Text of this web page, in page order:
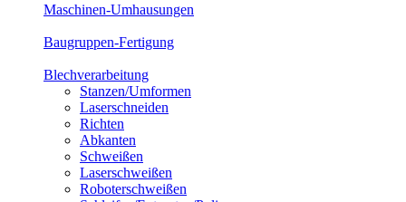
Maschinen-Umhausungen
Baugruppen-Fertigung
Blechverarbeitung
Stanzen/Umformen
Laserschneiden
Richten
Abkanten
Schweißen
Laserschweißen
Roboterschweißen